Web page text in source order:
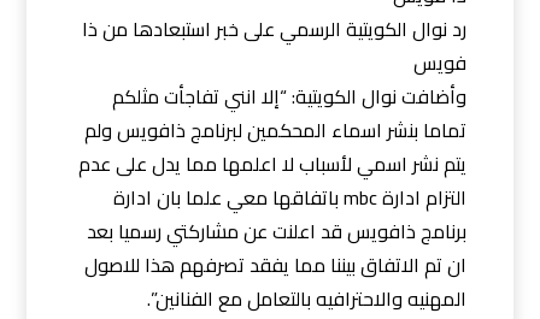
رد نوال الكويتية الرسمي على خبر استبعادها من ذا
فويس
وأضافت نوال الكويتية: “إلا انني تفاجأت مثلكم
تماما بنشر اسماء المحكمين لبرنامج ذافويس ولم
يتم نشر اسمي لأسباب لا اعلمها مما يدل على عدم
التزام ادارة mbc باتفاقها معي علما بان ادارة
برنامج ذافويس قد اعلنت عن مشاركتي رسميا بعد
ان تم الاتفاق بيننا مما يفقد تصرفهم هذا للاصول
المهنيه والاحترافيه بالتعامل مع الفنانين”.